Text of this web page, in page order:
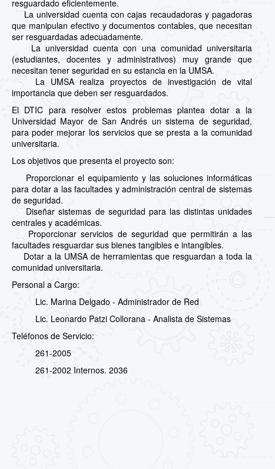
resguardado eficientemente.
La universidad cuenta con cajas recaudadoras y pagadoras
que manipulan efectivo y documentos contables, que necesitan
ser resguardadas adecuadamente.
La universidad cuenta con una comunidad universitaria
(estudiantes, docentes y administrativos) muy grande que
necesitan tener seguridad en su estancia en la UMSA.
La UMSA realiza proyectos de investigación de vital
importancia que deben ser resguardados.
El DTIC para resolver estos problemas plantea dotar a la
Universidad Mayor de San Andrés un sistema de seguridad,
para poder mejorar los servicios que se presta a la comunidad
universitaria.
Los objetivos que presenta el proyecto son:
Proporcionar el equipamiento y las soluciones informáticas
para dotar a las facultades y administración central de sistemas
de seguridad.
Diseñar sistemas de seguridad para las distintas unidades
centrales y académicas.
Proporcionar servicios de seguridad que permitirán a las
facultades resguardar sus bienes tangibles e intangibles.
Dotar a la UMSA de herramientas que resguardan a toda la
comunidad universitaria.
Personal a Cargo:
Lic. Marina Delgado - Administrador de Red
Lic. Leonardo Patzi Collorana - Analista de Sistemas
Teléfonos de Servicio:
261-2005
261-2002 Internos. 2036